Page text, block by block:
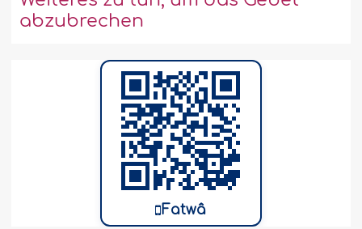
abzubrechen
Fatwâ